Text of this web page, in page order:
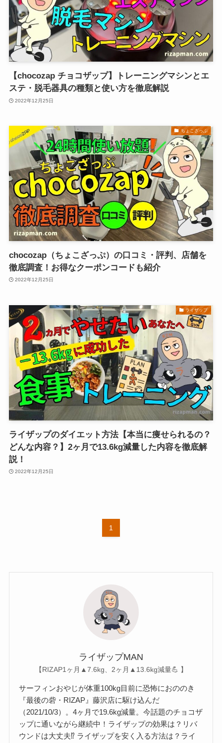
【chocozap チョコザップ】トレーニングマシンとエ
ステ・脱毛器具の種類と使い方を徹底解説
2022年12月25日
ちょこざっぷ
​​chocozap（ちょこざっぷ）の口コミ・評判、店舗を
徹底調査！お得なクーポンコードも紹介
2022年12月25日
ライザップ
ライザップのダイエット方法【本当に痩せられるの？
どんな内容？】2ヶ月で13.6kg減量した内容を徹底解
説！
2022年12月25日
1
ライザップMAN
【RIZAP1ヶ月▲7.6kg、2ヶ月▲13.6kg減量💪 】
サーフィンおやじが体重100kg目前に恐怖におののき
『最後の砦・RIZAP』藤沢店に駆け込んだ
（2021/10/3）。4ヶ月で19.6kg減量。今話題のチョコザ
ップに通いながら継続中！ライザップの効果は？リバ
ウンドは大丈夫⁉︎ ライザップを安く入る方法は？ライ